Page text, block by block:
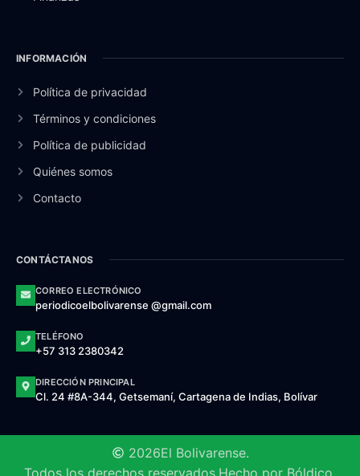
INFORMACIÓN
Política de privacidad
Términos y condiciones
Política de publicidad
Quiénes somos
Contacto
CONTÁCTANOS
CORREO ELECTRÓNICO
periodicoelbolivarense @gmail.com
TELÉFONO
+57 313 2380342
DIRECCIÓN PRINCIPAL
Cl. 24 #8A-344, Getsemaní, Cartagena de Indias, Bolívar
2026El Bolivarense.
Todos los derechos reservados. Hecho por Bóldico.